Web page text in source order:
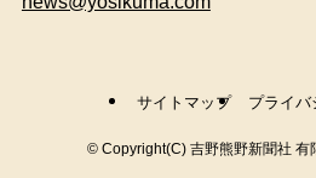
サイトマップ プライバ
©Copyright(C) 吉野熊野新聞社